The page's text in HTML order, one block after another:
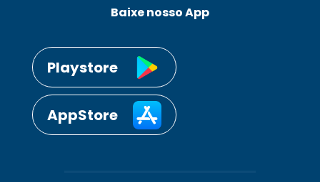
Baixe nosso App
Playstore
AppStore